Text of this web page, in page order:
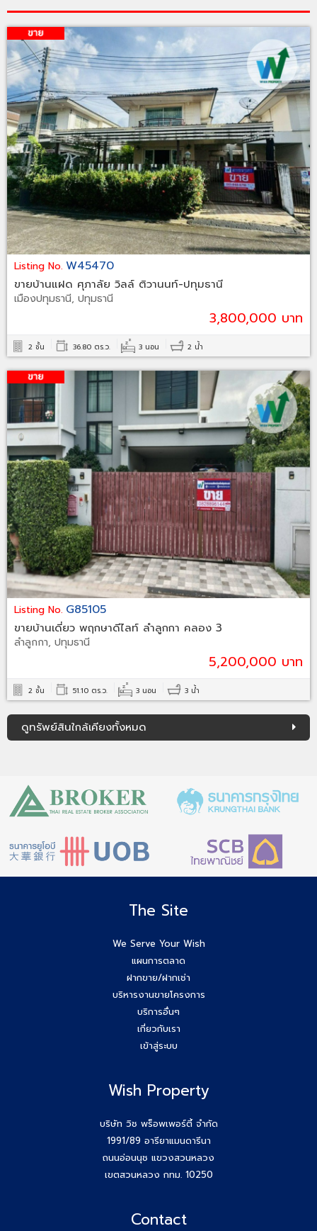
Listing No. W45470
ขายบ้านแฝด ศุภาลัย วิลล์ ติวานนท์-ปทุมธานี
เมืองปทุมธานี, ปทุมธานี
3,800,000 บาท
2 ชั้น 36.80 ตร.ว. 3 นอน 2 น้ำ
Listing No. G85105
ขายบ้านเดี่ยว พฤกษาดีไลท์ ลำลูกกา คลอง 3
ลำลูกกา, ปทุมธานี
5,200,000 บาท
2 ชั้น 51.10 ตร.ว. 3 นอน 3 น้ำ
ดูทรัพย์สินใกล้เคียงทั้งหมด
The Site
We Serve Your Wish
แผนการตลาด
ฝากขาย/ฝากเช่า
บริหารงานขายโครงการ
บริการอื่นๆ
เกี่ยวกับเรา
เข้าสู่ระบบ
Wish Property
บริษัท วิช พร็อพเพอร์ตี้ จำกัด
1991/89 อารียาแมนดารีนา
ถนนอ่อนนุช แขวงสวนหลวง
เขตสวนหลวง กทม. 10250
Contact